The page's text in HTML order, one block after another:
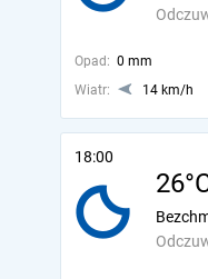
Opad: 0 mm
Wiatr:
14 km/h
18:00